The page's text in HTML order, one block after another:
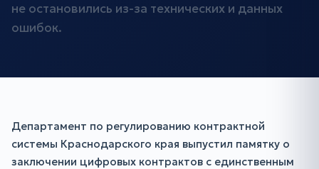
не остановились из-за технических и данных
ошибок.
Департамент по регулированию контрактной
системы Краснодарского края выпустил памятку о
заключении цифровых контрактов с единственным